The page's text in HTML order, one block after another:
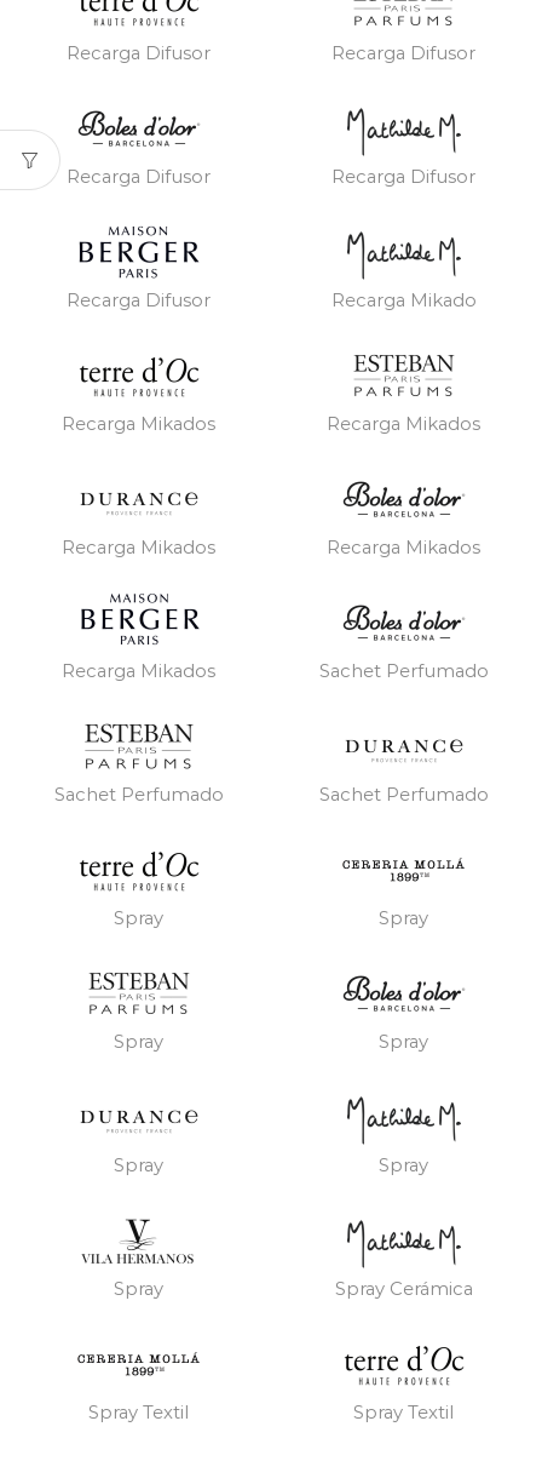
Recarga Difusor Recarga Difusor
Recarga Difusor Recarga Difusor
Recarga Difusor Recarga Mikado
Recarga Mikados Recarga Mikados
Recarga Mikados Recarga Mikados
Recarga Mikados Sachet Perfumado
Sachet Perfumado Sachet Perfumado
Spray Spray
Spray Spray
Spray Spray
Spray Spray Cerámica
Spray Textil Spray Textil